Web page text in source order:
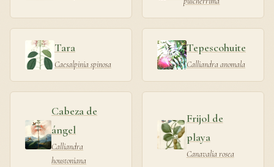
Tara
Caesalpinia spinosa
Tepescohuite
Calliandra anomala
Cabeza de
ángel
Calliandra
houstoniana
Frijol de
playa
Canavalia rosea